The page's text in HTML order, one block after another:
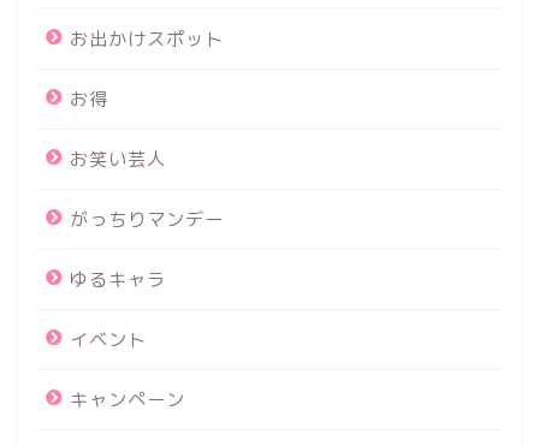
お出かけスポット
お得
お笑い芸人
がっちりマンデー
ゆるキャラ
イベント
キャンペーン